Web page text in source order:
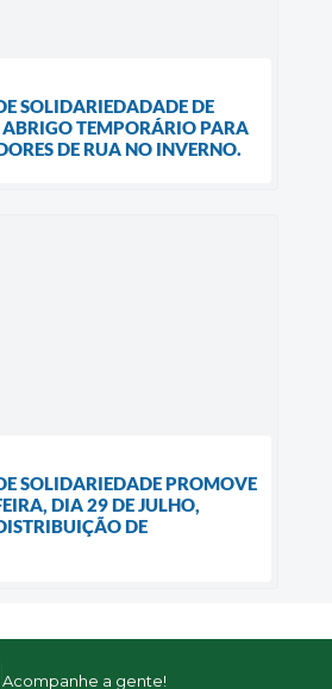
SOLIDARIEDADADE DE
ABRIGO TEMPORÁRIO PARA
DE RUA NO INVERNO.
SOLIDARIEDADE PROMOVE
DIA 29 DE JULHO,
DE
Acompanhe a gente!